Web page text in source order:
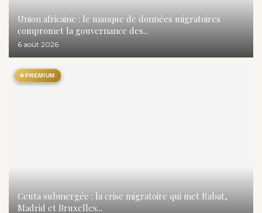
Union africaine : le manque de données migratoires
compromet la gouvernance des...
6 août 2026
★PREMIUM
Ceuta submergée : la crise migratoire qui met Rabat,
Madrid et Bruxelles...